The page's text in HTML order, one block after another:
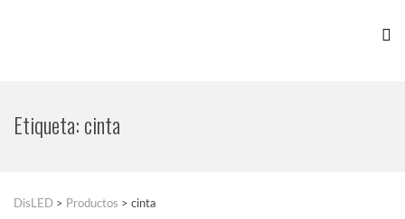
Etiqueta:cinta
DisLED > Productos > cinta